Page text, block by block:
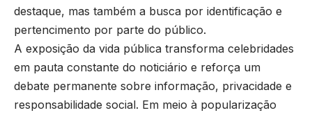
destaque, mas também a busca por identificação e
pertencimento por parte do público.
A exposição da vida pública transforma celebridades
em pauta constante do noticiário e reforça um
debate permanente sobre informação, privacidade e
responsabilidade social. Em meio à popularização